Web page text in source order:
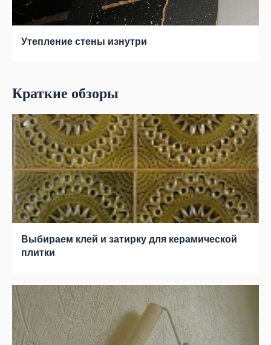
Утепление стены изнутри
Краткие обзоры
Выбираем клей и затирку для керамической
плитки